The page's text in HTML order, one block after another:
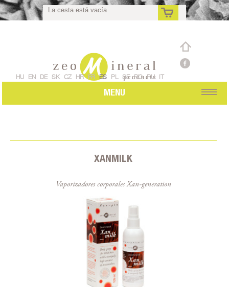
La cesta está vacía
es
HU EN DE SK CZ HR FR ES PL SE RO RU IT
MENU
Pedido individual
XANMILK
Vaporizadores corporales Xan-generation